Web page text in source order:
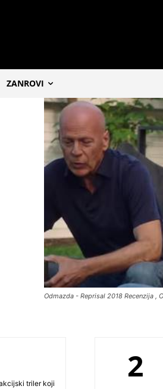
ZANROVI
Odmazda - Reprisal 2018 Recenzija ,
triler koji
2